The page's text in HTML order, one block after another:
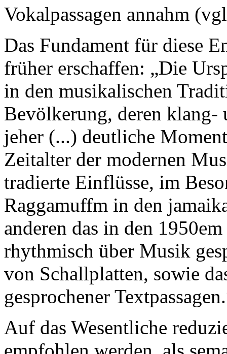
Vokalpassagen annahm
Das Fundament für diese
früher erschaffen: „Die
in den musikalischen
Bevölkerung, deren
jeher (...) deutliche
Zeitalter der modernen
tradierte Einflüsse, im
Raggamuffm in den
anderen das in den
rhythmisch über Musik
von Schallplatten, sowie
gesprochener
Auf das Wesentliche